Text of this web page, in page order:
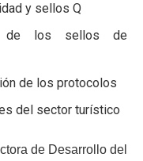
y sellos Q
de los sellos de
de los protocolos
del sector turístico
de Desarrollo del